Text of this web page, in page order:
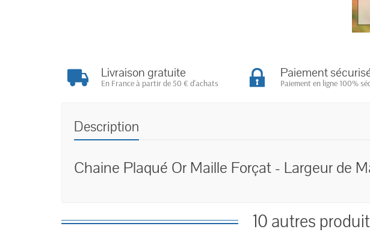
Livraison gratuite
En France à partir de 50 € d'achats
Paiement
Paiement en ligne 100%
Description
Chaine Plaqué Or Maille Forçat - Largeur de
10 autres